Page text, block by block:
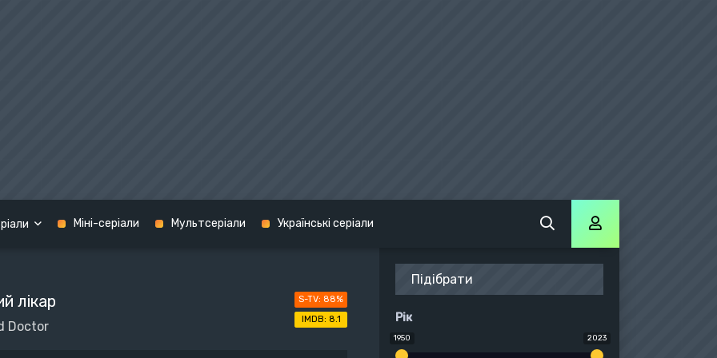
лікар
Doctor
88%
8.1
Підібрати
Рік
1950 2023
США
Міні-серіали Мультсеріали Українські серіали